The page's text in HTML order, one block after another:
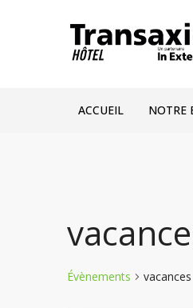
ACCUEIL NOTRE
Évènements vacances